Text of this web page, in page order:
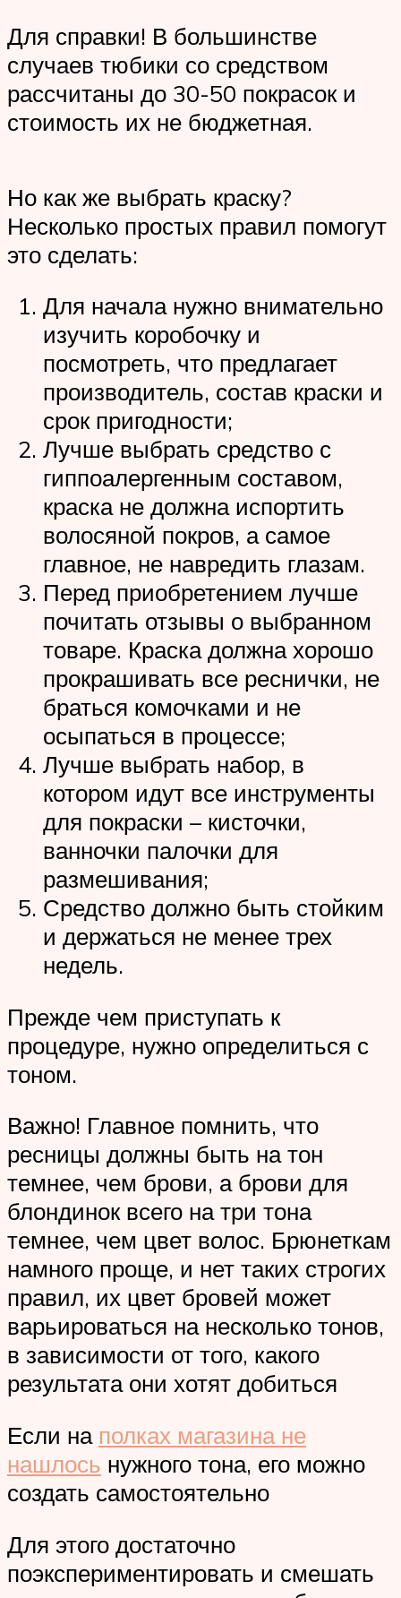
Для справки! В большинстве
случаев тюбики со средством
рассчитаны до 30-50 покрасок и
стоимость их не бюджетная.
Но как же выбрать краску?
Несколько простых правил помогут
это сделать:
Для начала нужно внимательно
изучить коробочку и
посмотреть, что предлагает
производитель, состав краски и
срок пригодности;
Лучше выбрать средство с
гиппоалергенным составом,
краска не должна испортить
волосяной покров, а самое
главное, не навредить глазам.
Перед приобретением лучше
почитать отзывы о выбранном
товаре. Краска должна хорошо
прокрашивать все реснички, не
браться комочками и не
осыпаться в процессе;
Лучше выбрать набор, в
котором идут все инструменты
для покраски – кисточки,
ванночки палочки для
размешивания;
Средство должно быть стойким
и держаться не менее трех
недель.
Прежде чем приступать к
процедуре, нужно определиться с
тоном.
Важно! Главное помнить, что
ресницы должны быть на тон
темнее, чем брови, а брови для
блондинок всего на три тона
темнее, чем цвет волос. Брюнеткам
намного проще, и нет таких строгих
правил, их цвет бровей может
варьироваться на несколько тонов,
в зависимости от того, какого
результата они хотят добиться
Если на полках магазина не
нашлось нужного тона, его можно
создать самостоятельно
Для этого достаточно
поэкспериментировать и смешать